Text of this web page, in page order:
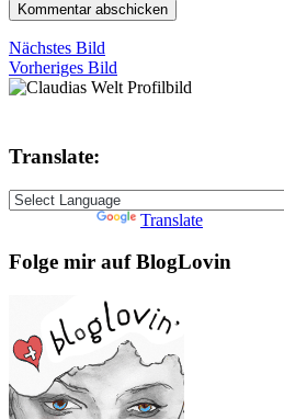
Nächstes Bild
Vorheriges Bild
Translate:
Translate
Folge mir auf BlogLovin